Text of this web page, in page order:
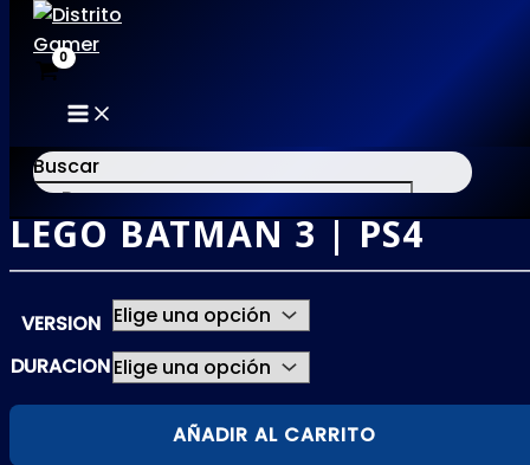
al
contenido
MAIN
MENU
Buscar
×
LEGO BATMAN 3 | PS4
VERSION
DURACION
LEGO
AÑADIR AL CARRITO